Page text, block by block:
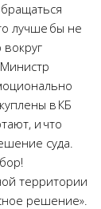
лучше бы не
в КБ
и что
суда.
территории
решение».